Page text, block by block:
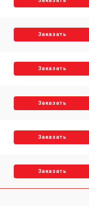
Заказать
Заказать
Заказать
Заказать
Заказать